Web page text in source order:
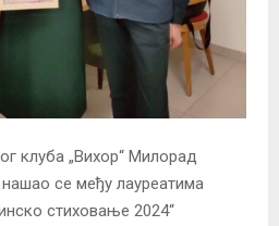
клуба „Вихор“ Милорад
се међу лауреатима
стиховање 2024“